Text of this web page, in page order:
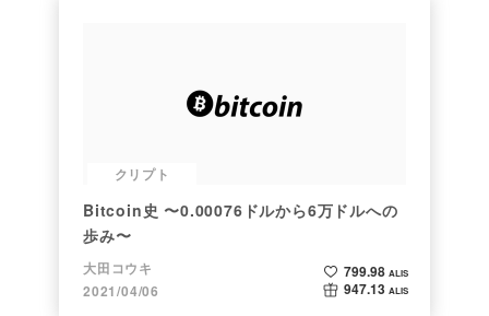
クリプト
Bitcoin史 〜0.00076ドルから6万ドルへの
歩み〜
大田コウキ
2021/04/06
799.98 ALIS
947.13 ALIS